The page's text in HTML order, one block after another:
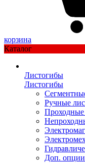
корзина
Каталог
Листогибы
Листогибы
Ручные
Доп. опции